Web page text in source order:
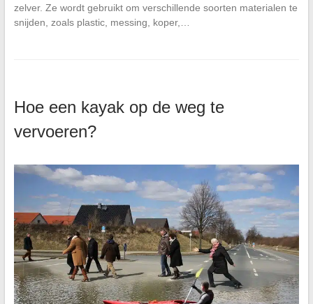
zelver. Ze wordt gebruikt om verschillende soorten materialen te
snijden, zoals plastic, messing, koper,…
Hoe een kayak op de weg te
vervoeren?